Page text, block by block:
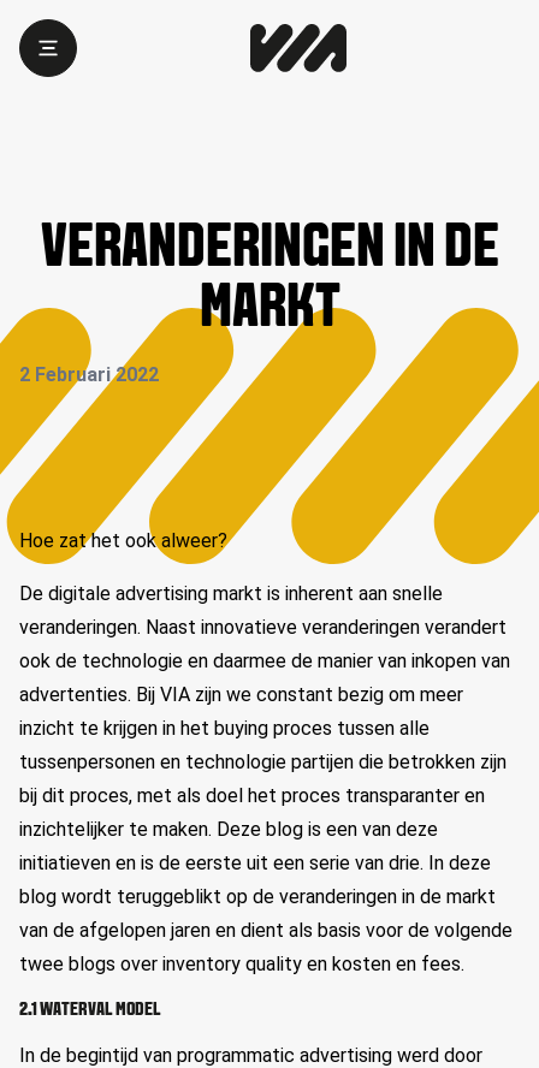
VERANDERINGEN IN DE
MARKT
2 Februari 2022
Hoe zat het ook alweer?
De digitale advertising markt is inherent aan snelle
veranderingen. Naast innovatieve veranderingen verandert
ook de technologie en daarmee de manier van inkopen van
advertenties. Bij VIA zijn we constant bezig om meer
inzicht te krijgen in het buying proces tussen alle
tussenpersonen en technologie partijen die betrokken zijn
bij dit proces, met als doel het proces transparanter en
inzichtelijker te maken. Deze blog is een van deze
initiatieven en is de eerste uit een serie van drie. In deze
blog wordt teruggeblikt op de veranderingen in de markt
van de afgelopen jaren en dient als basis voor de volgende
twee blogs over inventory quality en kosten en fees.
2.1 WATERVAL MODEL
In de begintijd van programmatic advertising werd door